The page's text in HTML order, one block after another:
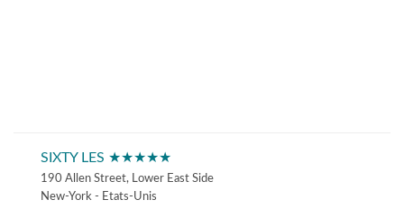
SIXTY LES ★★★★★
190 Allen Street, Lower East Side
New-York - Etats-Unis